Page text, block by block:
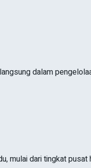
dalam
mulai dari tingkat pusat